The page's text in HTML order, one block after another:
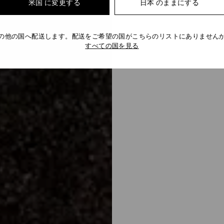
米国 に変更する 日本 のままにする
他の国へ配送します。配送をご希望の国がこちらのリストにありません
すべての国を見る